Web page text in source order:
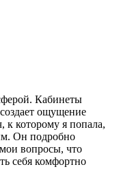
Кабинеты
ощущение
к которому я попала,
Он подробно
вопросы, что
себя комфортно